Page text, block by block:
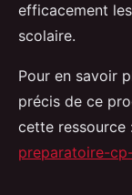
efficacement
scolaire.
Pour en savoir
précis de ce
cette ressource :
preparatoire-